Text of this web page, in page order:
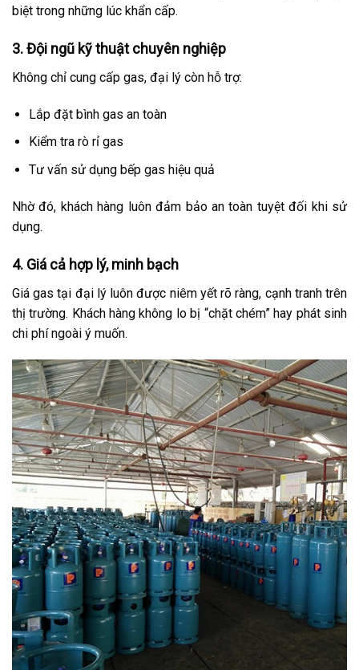
biệt trong những lúc khẩn cấp.
3. Đội ngũ kỹ thuật chuyên nghiệp
Không chỉ cung cấp gas, đại lý còn hỗ trợ:
Lắp đặt bình gas an toàn
Kiểm tra rò rỉ gas
Tư vấn sử dụng bếp gas hiệu quả
Nhờ đó, khách hàng luôn đảm bảo an toàn tuyệt đối khi sử
dụng.
4. Giá cả hợp lý, minh bạch
Giá gas tại đại lý luôn được niêm yết rõ ràng, cạnh tranh trên
thị trường. Khách hàng không lo bị “chặt chém” hay phát sinh
chi phí ngoài ý muốn.